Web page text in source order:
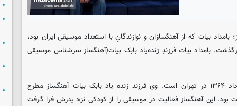
؛ بامداد بیات که از آهنگسازان و نوازندگانِ با استعداد موسیقی ایران بود،
بامداد بیات فرزندِ زنده‌یاد بابک بیات(آهنگساز سرشناس موسیقی
مرحوم بامداد بیات متولد ۱۳ مرداد ۱۳۶۴ در تهران است. وی فرزند زنده یاد بابک بیات آهنگساز مطرح
بود. این آهنگساز فعالیت در موسیقی را از کودکی نزد پدرش فرا گرفت